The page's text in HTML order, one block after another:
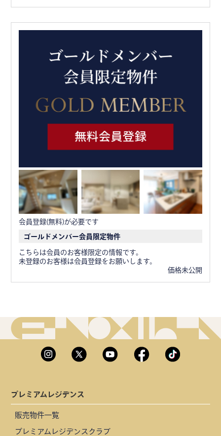
会員登録(無料)が必要です
ゴールドメンバー会員限定物件
こちらは会員のお客様限定の情報です。
未登録のお客様は会員登録をお願いします。
価格未公開
プレミアムレジデンス
販売物件一覧
プレミアムレジデンスクラブ